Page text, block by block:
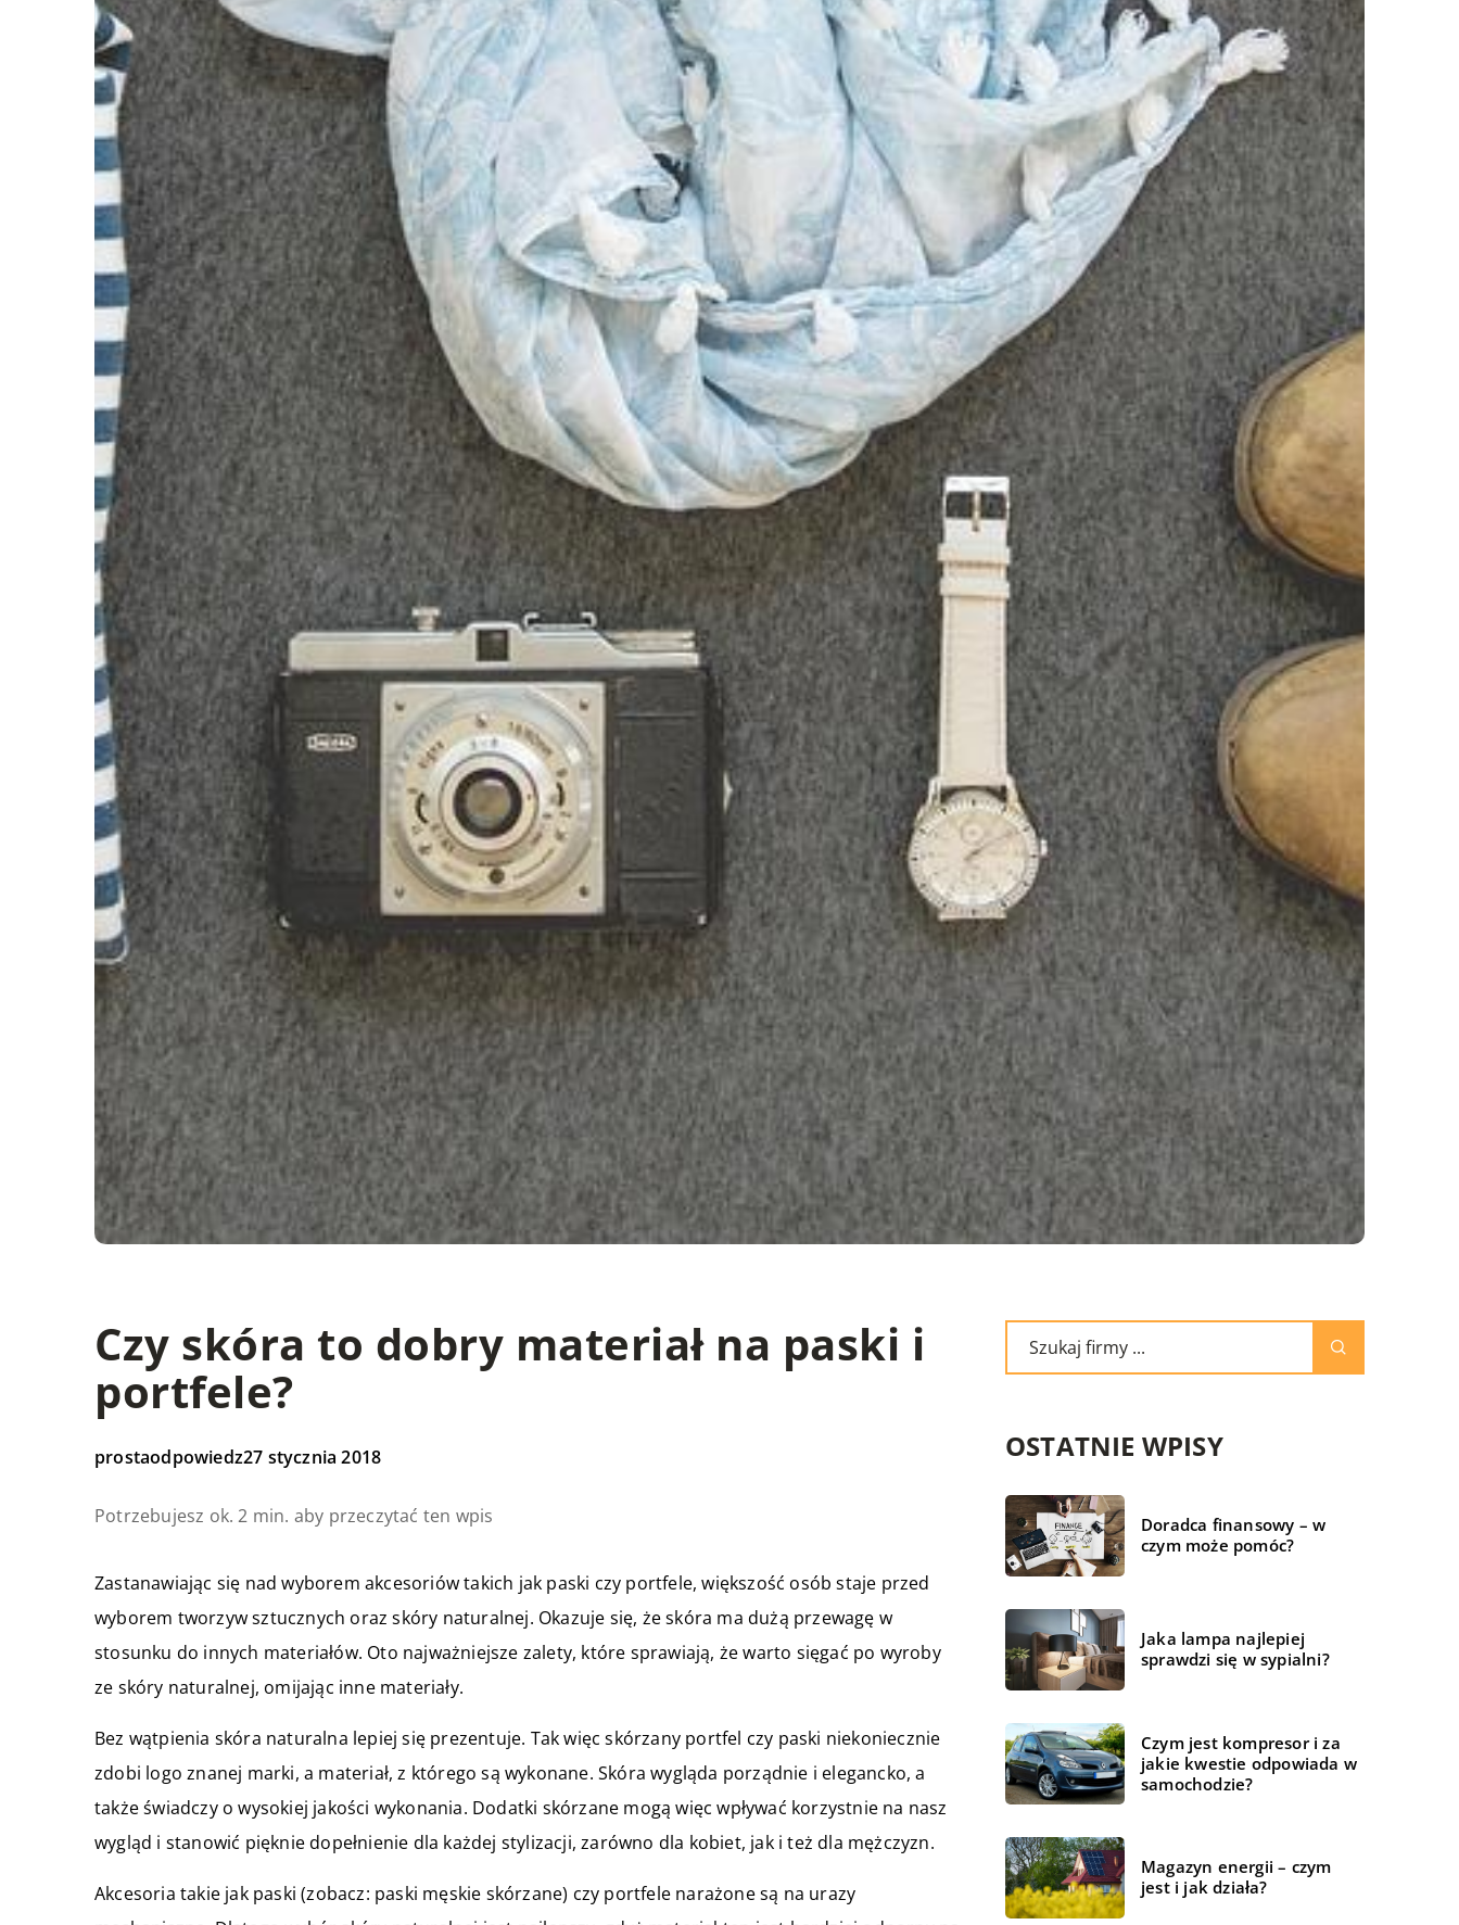
Czy skóra to dobry materiał na paski i
portfele?
prostaodpowiedz27 stycznia 2018
Potrzebujesz ok. 2 min. aby przeczytać ten wpis
Zastanawiając się nad wyborem akcesoriów takich jak paski czy portfele, większość osób staje przed
wyborem tworzyw sztucznych oraz skóry naturalnej. Okazuje się, że skóra ma dużą przewagę w
stosunku do innych materiałów. Oto najważniejsze zalety, które sprawiają, że warto sięgać po wyroby
ze skóry naturalnej, omijając inne materiały.
Bez wątpienia skóra naturalna lepiej się prezentuje. Tak więc skórzany portfel czy paski niekoniecznie
zdobi logo znanej marki, a materiał, z którego są wykonane. Skóra wygląda porządnie i elegancko, a
także świadczy o wysokiej jakości wykonania. Dodatki skórzane mogą więc wpływać korzystnie na nasz
wygląd i stanowić pięknie dopełnienie dla każdej stylizacji, zarówno dla kobiet, jak i też dla mężczyzn.
Akcesoria takie jak paski (zobacz: paski męskie skórzane) czy portfele narażone są na urazy
OSTATNIE WPISY
Doradca finansowy – w
czym może pomóc?
Jaka lampa najlepiej
sprawdzi się w sypialni?
Czym jest kompresor i za
jakie kwestie odpowiada w
samochodzie?
Magazyn energii – czym
jest i jak działa?